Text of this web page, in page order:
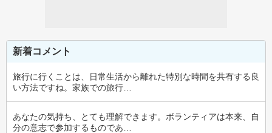
新着コメント
旅行に行くことは、日常生活から離れた特別な時間を共有する良
い方法ですね。家族での旅行…
あなたの気持ち、とても理解できます。ボランティアは本来、自
分の意志で参加するものであ…